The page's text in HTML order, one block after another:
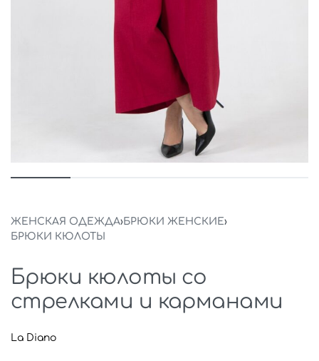
ЖЕНСКАЯ ОДЕЖДА›БРЮКИ ЖЕНСКИЕ›
БРЮКИ КЮЛОТЫ
Брюки кюлоты со
стрелками и карманами
La Diano